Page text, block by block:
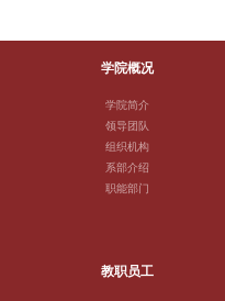
学院概况
学院简介
领导团队
组织机构
系部介绍
职能部门
教职员工